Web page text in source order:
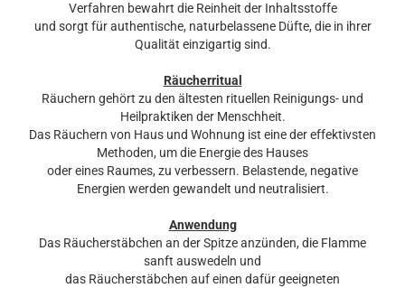
Verfahren bewahrt die Reinheit der Inhaltsstoffe
und sorgt für authentische, naturbelassene Düfte, die in ihrer
Qualität einzigartig sind.
Räucherritual
Räuchern gehört zu den ältesten rituellen Reinigungs- und
Heilpraktiken der Menschheit.
Das Räuchern von Haus und Wohnung ist eine der effektivsten
Methoden, um die Energie des Hauses
oder eines Raumes, zu verbessern. Belastende, negative
Energien werden gewandelt und neutralisiert.
Anwendung
Das Räucherstäbchen an der Spitze anzünden, die Flamme
sanft auswedeln und
das Räucherstäbchen auf einen dafür geeigneten